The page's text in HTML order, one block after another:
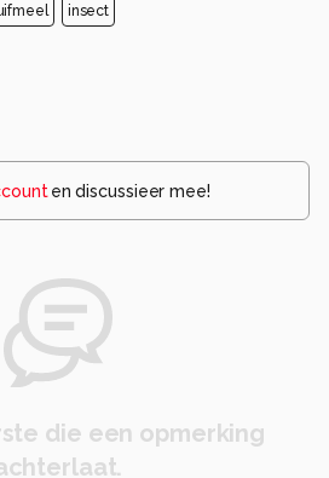
insect
en discussieer mee!
die een opmerking